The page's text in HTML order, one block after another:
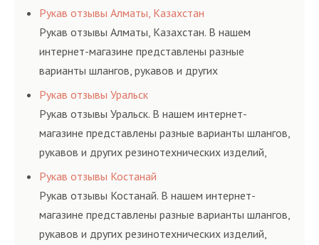
соответствующих ГОСТам, техническим условиям
и нормативам.
Рукав отзывы Алматы, Казахстан
Рукав отзывы Алматы, Казахстан. В нашем
интернет-магазине представлены разные
варианты шлангов, рукавов и других
резинотехнических изделий, соответствующих
ГОСТам, техническим условиям и нормативам.
Рукав отзывы Уральск
Рукав отзывы Уральск. В нашем интернет-
магазине представлены разные варианты шлангов,
рукавов и других резинотехнических изделий,
соответствующих ГОСТам, техническим условиям
и нормативам.
Рукав отзывы Костанай
Рукав отзывы Костанай. В нашем интернет-
магазине представлены разные варианты шлангов,
рукавов и других резинотехнических изделий,